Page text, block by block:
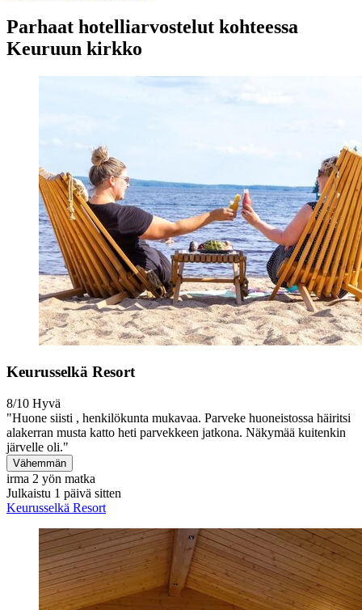
Parhaat hotelliarvostelut kohteessa
Keuruun kirkko
Keurusselkä Resort
8/10 Hyvä
"Huone siisti , henkilökunta mukavaa. Parveke huoneistossa häiritsi
alakerran musta katto heti parvekkeen jatkona. Näkymää kuitenkin
järvelle oli."
Vähemmän
irma 2 yön matka
Julkaistu 1 päivä sitten
Keurusselkä Resort